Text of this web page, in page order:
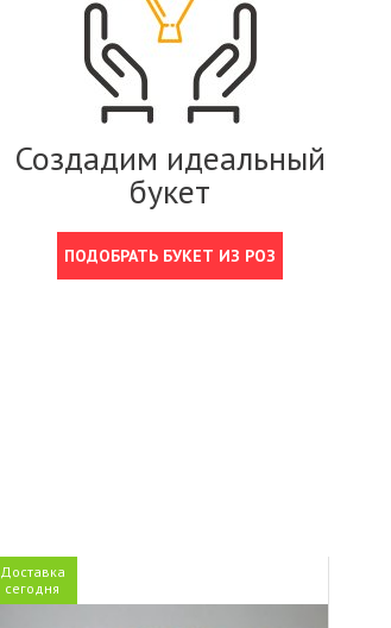
Создадим идеальный
букет
ПОДОБРАТЬ БУКЕТ ИЗ РОЗ
Доставка
сегодня